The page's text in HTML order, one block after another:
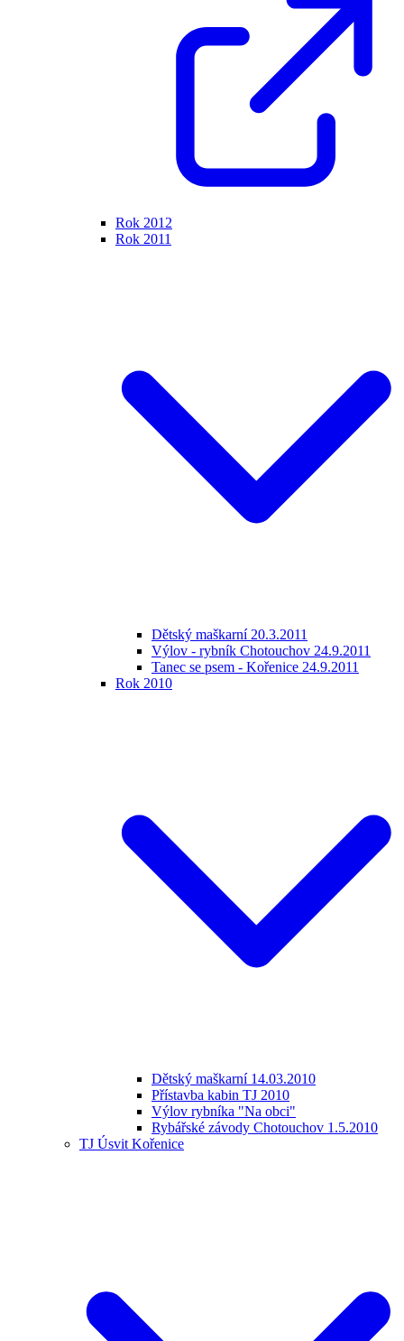
Rok 2012
Rok 2011
Dětský maškarní 20.3.2011
Výlov - rybník Chotouchov 24.9.2011
Tanec se psem - Kořenice 24.9.2011
Rok 2010
Dětský maškarní 14.03.2010
Přístavba kabin TJ 2010
Výlov rybníka "Na obci"
Rybářské závody Chotouchov 1.5.2010
TJ Úsvit Kořenice